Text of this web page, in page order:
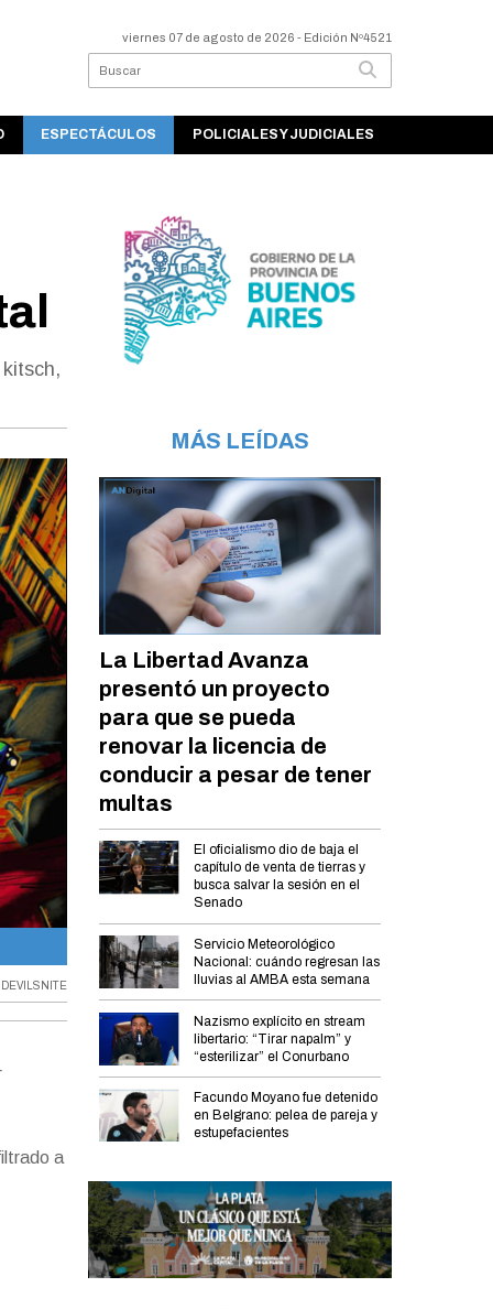
viernes 07 de agosto de 2026 - Edición Nº4521
ESPECTÁCULOS POLICIALES Y JUDICIALES
Alto impacto.
DEVILSNITE
a
MÁS LEÍDAS
La Libertad Avanza
presentó un proyecto
para que se pueda
renovar la licencia de
conducir a pesar de tener
multas
El oficialismo dio de baja el
capítulo de venta de tierras y
busca salvar la sesión en el
Senado
Servicio Meteorológico
Nacional: cuándo regresan las
lluvias al AMBA esta semana
Nazismo explícito en stream
libertario: “Tirar napalm” y
“esterilizar” el Conurbano
Facundo Moyano fue detenido
en Belgrano: pelea de pareja y
estupefacientes